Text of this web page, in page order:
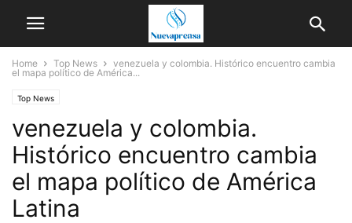
Home Top News
venezuela y colombia. Histórico encuentro cambia
el mapa político de América...
Top News
venezuela y colombia.
Histórico encuentro cambia
el mapa político de América
Latina